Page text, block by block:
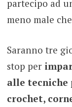
partecipo ad
meno male
Saranno tre
stop per
alle tecniche
crochet,